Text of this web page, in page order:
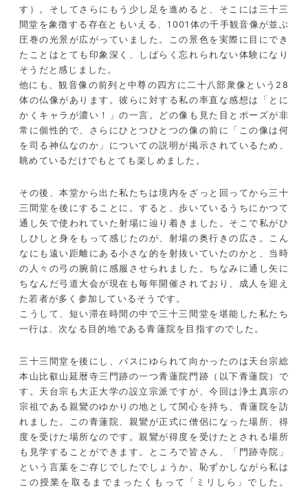
す）。そしてさらにもう少し足を進めると、そこには三十三
間堂を象徴する存在ともいえる、1001体の千手観音像が並ぶ
圧巻の光景が広がっていました。この景色を実際に目にでき
たことはとても印象深く、しばらく忘れられない体験になり
そうだと感じました。
他にも、観音像の前列と中尊の四方に二十八部衆像という28
体の仏像があります。彼らに対する私の率直な感想は「とに
かくキャラが濃い！」の一言。どの像も見た目とポーズが非
常に個性的で、さらにひとつひとつの像の前に「この像は何
を司る神仏なのか」についての説明が掲示されているため、
眺めているだけでもとても楽しめました。
その後、本堂から出た私たちは境内をざっと回ってから三十
三間堂を後にすることに。すると、歩いているうちにかつて
通し矢で使われていた射場に辿り着きました。そこで私がひ
しひしと身をもって感じたのが、射場の奥行きの広さ。こん
なにも遠い距離にある小さな的を射抜いていたのかと、当時
の人々の弓の腕前に感服させられました。ちなみに通し矢に
ちなんだ弓道大会が現在も毎年開催されており、成人を迎え
た若者が多く参加しているそうです。
こうして、短い滞在時間の中で三十三間堂を堪能した私たち
一行は、次なる目的地である青蓮院を目指すのでした。
三十三間堂を後にし、バスにゆられて向かったのは天台宗総
本山比叡山延暦寺三門跡の一つ青蓮院門跡（以下青蓮院）で
す。天台宗も大正大学の設立宗派ですが、今回は浄土真宗の
宗祖である親鸞のゆかりの地として関心を持ち、青蓮院を訪
れました。この青蓮院、親鸞が正式に僧侶になった場所、得
度を受けた場所なのです。親鸞が得度を受けたとされる場所
も見学することができます。ところで皆さん、「門跡寺院」
という言葉をご存じでしたでしょうか。恥ずかしながら私は
この授業を取るまでまったくもって「ミリしら」でした。